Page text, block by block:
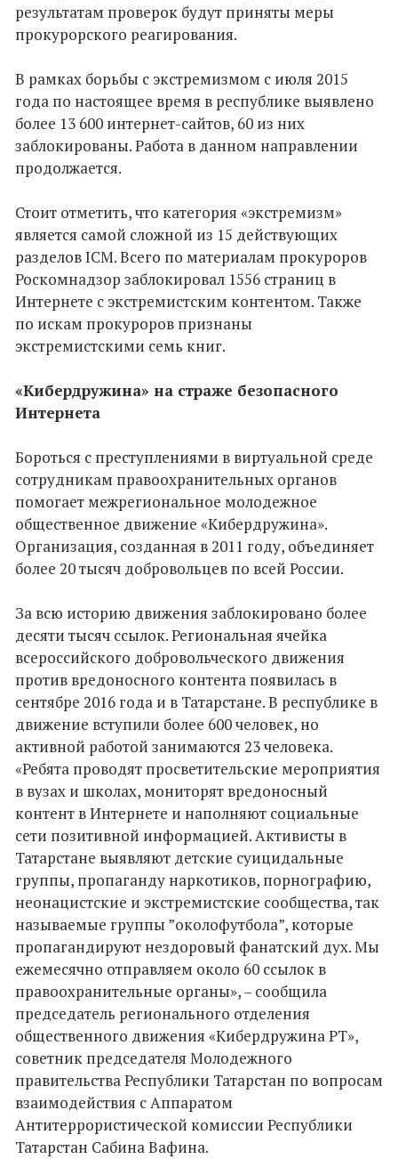
результатам проверок будут приняты меры
прокурорского реагирования.
В рамках борьбы с экстремизмом с июля 2015
года по настоящее время в республике выявлено
более 13 600 интернет-сайтов, 60 из них
заблокированы. Работа в данном направлении
продолжается.
Стоит отметить, что категория «экстремизм»
является самой сложной из 15 действующих
разделов ICM. Всего по материалам прокуроров
Роскомнадзор заблокировал 1556 страниц в
Интернете с экстремистским контентом. Также
по искам прокуроров признаны
экстремистскими семь книг.
«Кибердружина» на страже безопасного
Интернета
Бороться с преступлениями в виртуальной среде
сотрудникам правоохранительных органов
помогает межрегиональное молодежное
общественное движение «Кибердружина».
Организация, созданная в 2011 году, объединяет
более 20 тысяч добровольцев по всей России.
За всю историю движения заблокировано более
десяти тысяч ссылок. Региональная ячейка
всероссийского добровольческого движения
против вредоносного контента появилась в
сентябре 2016 года и в Татарстане. В республике в
движение вступили более 600 человек, но
активной работой занимаются 23 человека.
«Ребята проводят просветительские мероприятия
в вузах и школах, мониторят вредоносный
контент в Интернете и наполняют социальные
сети позитивной информацией. Активисты в
Татарстане выявляют детские суицидальные
группы, пропаганду наркотиков, порнографию,
неонацистские и экстремистские сообщества, так
называемые группы ”околофутбола”, которые
пропагандируют нездоровый фанатский дух. Мы
ежемесячно отправляем около 60 ссылок в
правоохранительные органы», – сообщила
председатель регионального отделения
общественного движения «Кибердружина РТ»,
советник председателя Молодежного
правительства Республики Татарстан по вопросам
взаимодействия с Аппаратом
Антитеррористической комиссии Республики
Татарстан Сабина Вафина.